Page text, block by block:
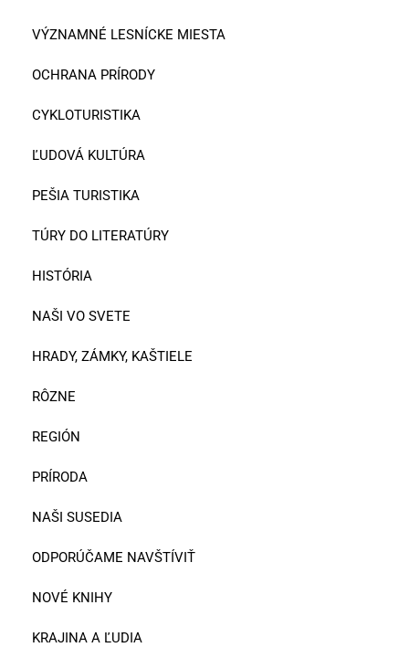
VÝZNAMNÉ LESNÍCKE MIESTA
OCHRANA PRÍRODY
CYKLOTURISTIKA
ĽUDOVÁ KULTÚRA
PEŠIA TURISTIKA
TÚRY DO LITERATÚRY
HISTÓRIA
NAŠI VO SVETE
HRADY, ZÁMKY, KAŠTIELE
RÔZNE
REGIÓN
PRÍRODA
NAŠI SUSEDIA
ODPORÚČAME NAVŠTÍVIŤ
NOVÉ KNIHY
KRAJINA A ĽUDIA